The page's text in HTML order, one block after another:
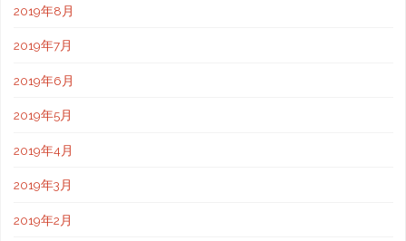
2019年8月
2019年7月
2019年6月
2019年5月
2019年4月
2019年3月
2019年2月